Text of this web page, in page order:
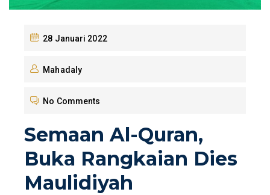
28 Januari 2022
Mahadaly
No Comments
Semaan Al-Quran,
Buka Rangkaian Dies
Maulidiyah